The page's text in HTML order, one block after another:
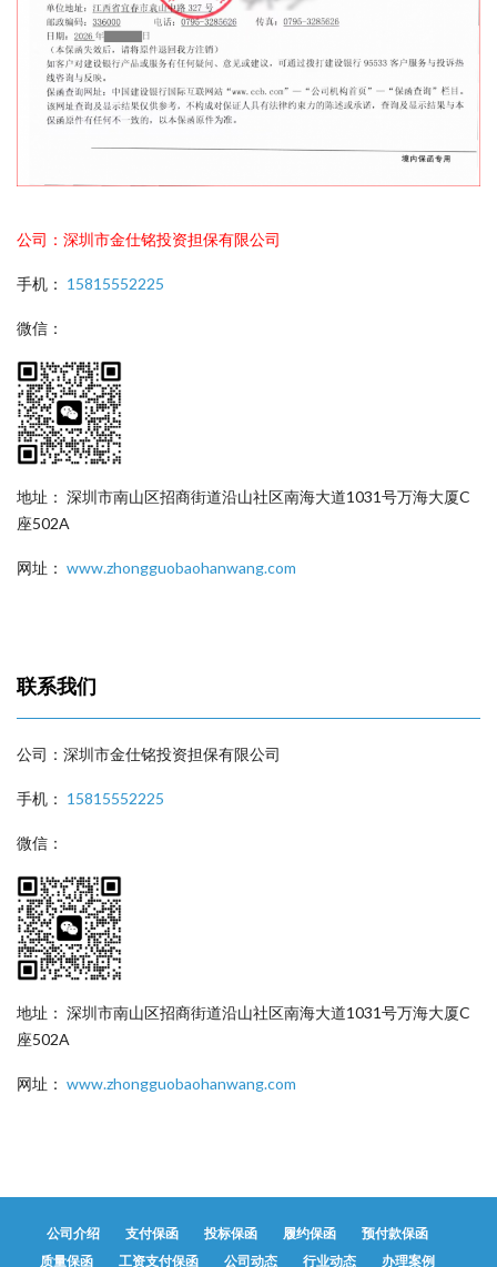
公司：深圳市金仕铭投资担保有限公司
手机： 15815552225
微信：
地址： 深圳市南山区招商街道沿山社区南海大道1031号万海大厦C
座502A
网址： www.zhongguobaohanwang.com
联系我们
公司：深圳市金仕铭投资担保有限公司
手机： 15815552225
微信：
地址： 深圳市南山区招商街道沿山社区南海大道1031号万海大厦C
座502A
网址： www.zhongguobaohanwang.com
公司介绍 支付保函 投标保函 履约保函
预付款保函
质量保函
工资支付保函 公司动态 行业动态 办理案例